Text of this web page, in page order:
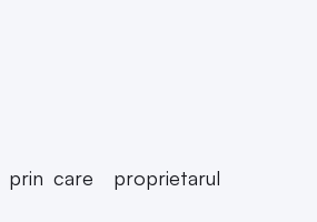
prin care proprietarul